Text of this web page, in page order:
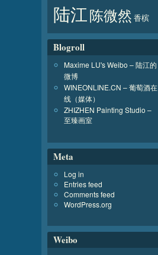
陆江陈微然 香槟
Blogroll
Maxime LU's Weibo – 陆江的
微博
WINEONLINE.CN – 葡萄酒在
线（媒体）
ZHIZHEN Painting Studio –
至臻画室
Meta
Log in
Entries feed
Comments feed
WordPress.org
Weibo